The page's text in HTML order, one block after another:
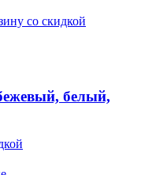
со скидкой
белый,